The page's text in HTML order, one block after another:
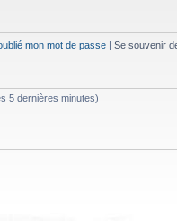
mon mot de passe Se souvenir
5 dernières minutes)